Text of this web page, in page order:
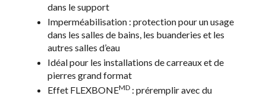
dans le support
Imperméabilisation : protection pour un usage
dans les salles de bains, les buanderies et les
autres salles d’eau
Idéal pour les installations de carreaux et de
pierres grand format
Effet FLEXBONEMD : préremplir avec du